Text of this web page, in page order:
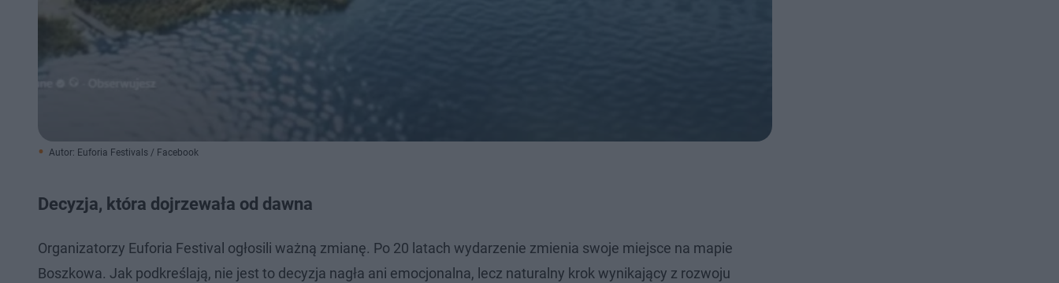
Autor: Euforia Festivals / Facebook
Decyzja, która dojrzewała od dawna
Organizatorzy Euforia Festival ogłosili ważną zmianę. Po 20 latach wydarzenie zmienia swoje miejsce na mapie
Boszkowa. Jak podkreślają, nie jest to decyzja nagła ani emocjonalna, lecz naturalny krok wynikający z rozwoju